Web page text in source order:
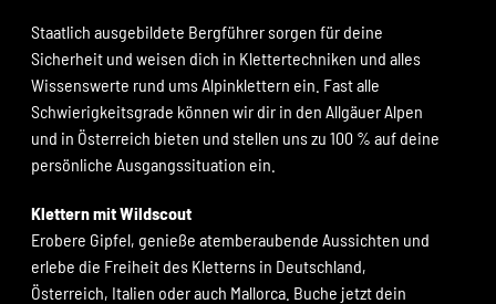
Staatlich ausgebildete Bergführer sorgen für deine
Sicherheit und weisen dich in Klettertechniken und alles
Wissenswerte rund ums Alpinklettern ein. Fast alle
Schwierigkeitsgrade können wir dir in den Allgäuer Alpen
und in Österreich bieten und stellen uns zu 100 % auf deine
persönliche Ausgangssituation ein.
Klettern mit Wildscout
Erobere Gipfel, genieße atemberaubende Aussichten und
erlebe die Freiheit des Kletterns in Deutschland,
Österreich, Italien oder auch Mallorca. Buche jetzt dein